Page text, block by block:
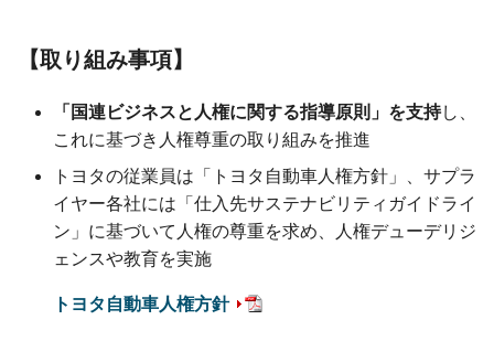
取り組み事項
「国連ビジネスと人権に関する指導原則」を支持し、
これに基づき人権尊重の取り組みを推進
トヨタの従業員は「トヨタ自動車人権方針」、サプラ
イヤー各社には「仕入先サステナビリティガイドライ
ン」に基づいて人権の尊重を求め、人権デューデリジ
ェンスや教育を実施
トヨタ自動車人権方針